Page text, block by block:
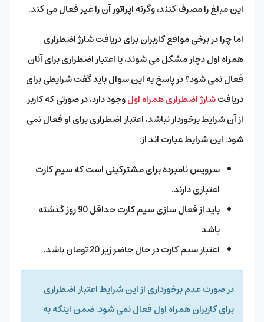
این مبلغ را مصرف کنند، وگرنه اپراتور آن را غیر فعال می کند.
اما چرا در برخی مواقع کاربران برای دریافت شارژ اضطراری
همراه اول دچار مشکل می شوند، یا اعتبار اضطراری برای آنان
فعال نمی شود؟ در پاسخ به این سوال باید گفت شرایطی برای
دریافتشارژ اضطراری همراه اولوجود دارد، در صورتی که کاربر
از آن شرایط برخوردار نباشد، اعتبار اضطراری برای او فعال نمی
شود. این شرایط عبارت اند از:
سرویس نامبرده برای مشترکینی است که سیم کارت
اعتباری دارند.
باید از فعال سازی سیم کارت حداقل 90 روز گذشته
باشد
اعتبار سیم کارت در حال حاضر زیر 20 تومان باشد.
در صورت عدم برخورداری از این شرایط اعتبار اضطراری
برای کاربران همراه اول فعال نمی شود. ضمن اینکه به